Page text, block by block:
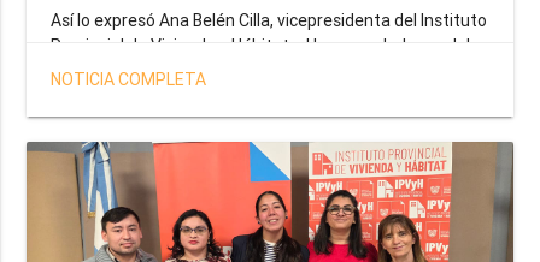
Así lo expresó Ana Belén Cilla, vicepresidenta del Instituto
Provincial de Vivienda y Hábitat, al hacer un balance del
trabajo del organismo en el marco de la operatoria
salud y seguridad impulsada por el gobernador Gustavo
Melella.
NOTICIA COMPLETA